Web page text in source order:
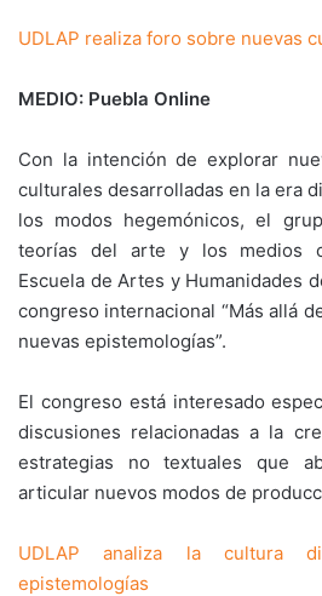
UDLAP realiza foro sobre nuevas
MEDIO: Puebla Online
Con la intención de explorar
culturales desarrolladas en la era
los modos hegemónicos, el
teorías del arte y los medios
Escuela de Artes y Humanidades
congreso internacional “Más allá
nuevas epistemologías”.
El congreso está interesado
discusiones relacionadas a la
estrategias no textuales que
articular nuevos modos de
UDLAP analiza la cultura
epistemologías